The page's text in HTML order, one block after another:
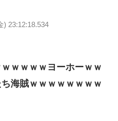
) 23:12:18.534
ｗｗｗｗヨーホーｗｗ
海賊ｗｗｗｗｗｗｗｗ